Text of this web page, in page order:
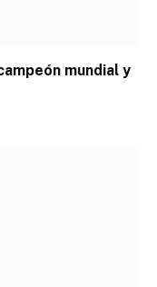
mundial y